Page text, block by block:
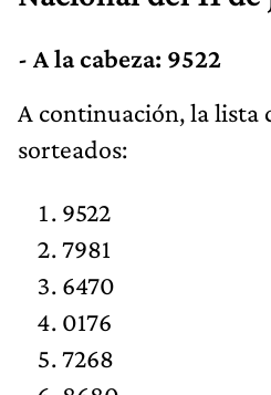
- A la cabeza: 9522
​​A continuación, la lista
sorteados:
9522
7981
6470
0176
7268